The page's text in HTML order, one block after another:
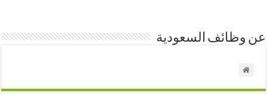
عن وظائف السعودية